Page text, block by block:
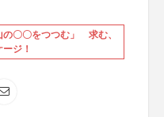
の〇〇をつつむ」 求む、
ジ！